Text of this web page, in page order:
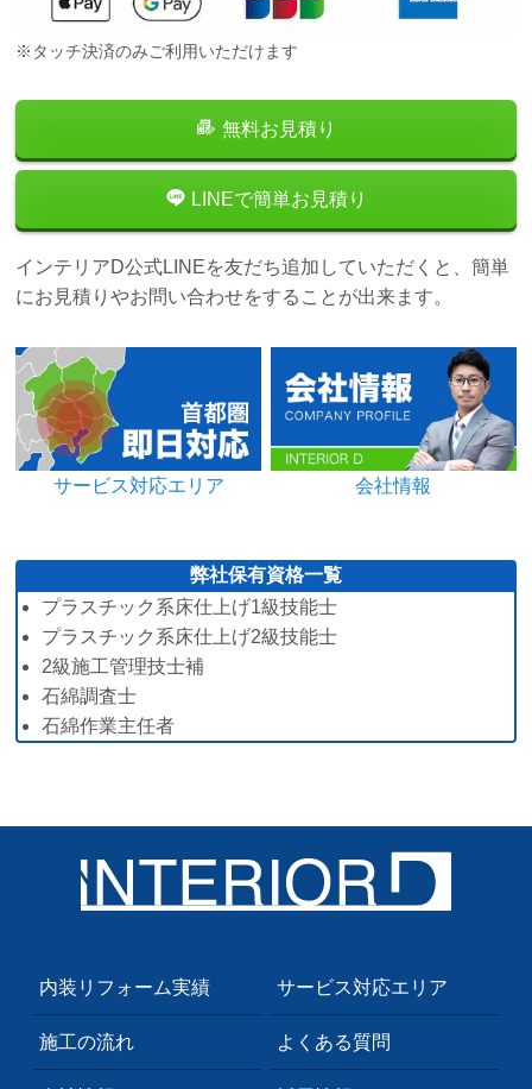
※タッチ決済のみご利用いただけます
無料お見積り
LINEで簡単お見積り
インテリアD公式LINEを友だち追加していただくと、簡単
にお見積りやお問い合わせをすることが出来ます。
サービス対応エリア 会社情報
弊社保有資格一覧
プラスチック系床仕上げ1級技能士
プラスチック系床仕上げ2級技能士
2級施工管理技士補
石綿調査士
石綿作業主任者
内装リフォーム実績 サービス対応エリア
施工の流れ よくある質問